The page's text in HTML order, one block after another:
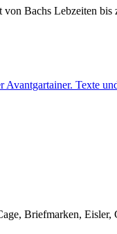
Bachs Lebzeiten
Briefmarken,